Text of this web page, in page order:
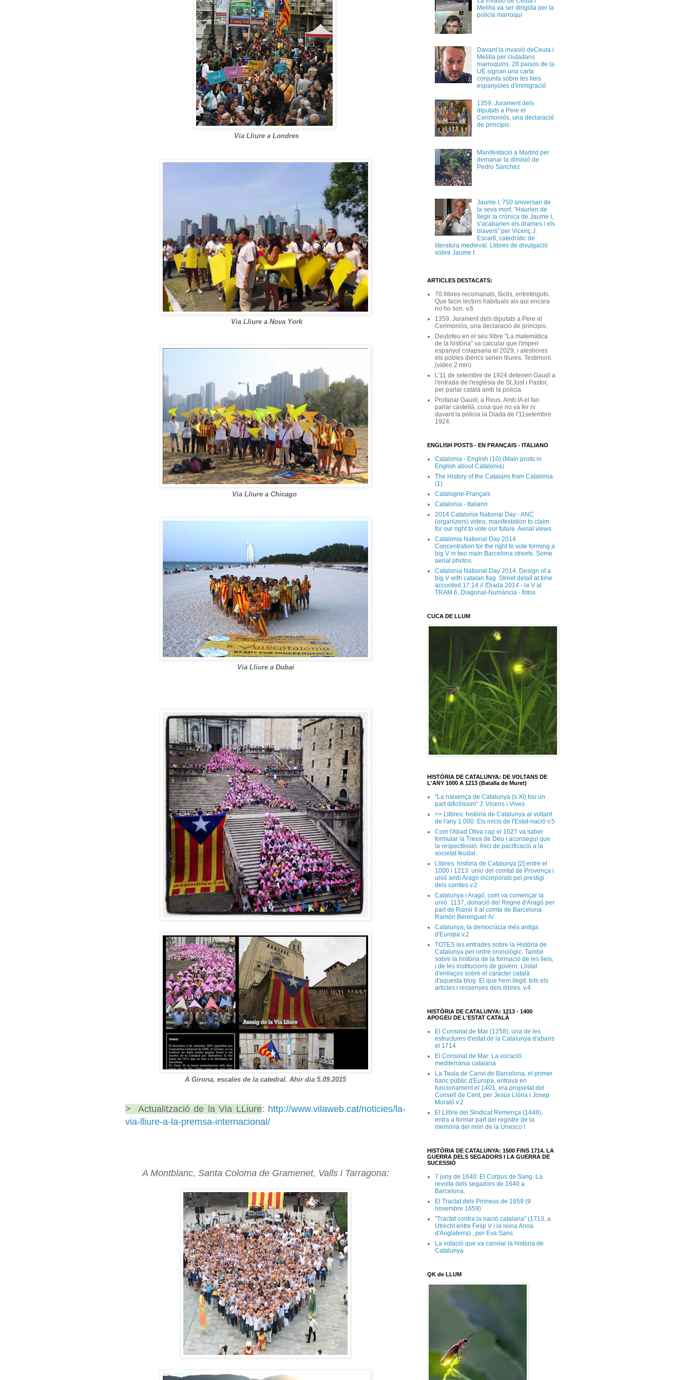
Via Lliure a Londres
Via Lliure a Nova York
Via Lliure a Chicago
Via Lliure a Dubai
A Girona, escales de la catedral. Ahir dia 5.09.2015
> Actualització de la Via LLiure: http://www.vilaweb.cat/noticies/la-
via-lliure-a-la-premsa-internacional/
A Montblanc, Santa Coloma de Gramenet, Valls i Tarragona:
Melilla va ser dirigida per la
policia marroquí
Davant la invasió deCeuta i
Melilla per ciutadans
marroquins, 28 paisos de la
UE signan una carta
conjunta sobre les lleis
espanyoles d'immigració
1359. Jurament dels
diputats a Pere el
Cerimoniós, una declaració
de principis.
Manifestació a Madrid per
demanar la dimisió de
Pedro Sánchez
Jaume I, 750 aniversari de
la seva mort. “Haurien de
llegir la crònica de Jaume I,
s’acabarien els drames i els
blavers” per Vicenç J.
Escartí, catedràtic de
literatura medieval. Llibres de divulgació
sobre Jaume I.
ARTICLES DESTACATS:
70 llibres recomanats, fàcils, entretinguts.
Que facin lectors habituals als qui encara
no ho son. v.6
1359. Jurament dels diputats a Pere el
Cerimoniós, una declaració de principis.
Deulofeu en el seu llibre "La matemàtica
de la història" va calcular que l'imperi
espanyol colapsaria el 2029, i aleshores
els pobles ibèrics serien lliures. Testimoni.
(vídeo 2 min)
L'11 de setembre de 1924 detenen Gaudí a
l'entrada de l'església de St.Just i Pastor,
per parlar català amb la policia
Profanar Gaudí, a Reus. Amb IA el fan
parlar castellà, cosa que no va fer ni
davant la policia la Diada de l'11setembre
1924.
ENGLISH POSTS - EN FRANÇAIS - ITALIANO
Catalonia - English (10) (Main posts in
English about Catalonia)
The History of the Catalans from Catalonia
(1)
Catalogne-Français
Catalonia - Italiano
2014 Catalonia National Day - ANC
(organizers) video, manifestation to claim
for our right to vote our future. Aerial views.
Catalonia National Day 2014.
Concentration for the right to vote forming a
big V in two main Barcelona streets. Some
aerial photos.
Catalonia National Day 2014. Design of a
big V with catalan flag. Street detail at time
accorded 17:14 // /Diada 2014 - la V al
TRAM 6, Diagonal-Numància - fotos
CUCA DE LLUM
HISTÒRIA DE CATALUNYA: DE VOLTANS DE
L'ANY 1000 A 1213 (Batalla de Muret)
"La naixença de Catalunya (s.XI) fou un
part dificilíssim" J. Vicens i Vives
>> Llibres: història de Catalunya al voltant
de l'any 1.000. Els inicis de l'Estat-nació v.5
Com l'Abad Oliva cap el 1027 va saber
formular la Treva de Déu i aconseguí que
la respectèssin. Inici de pacificació a la
societat feudal.
Llibres: història de Catalunya [2] entre el
1000 i 1213: unió del comtat de Provença i
unió amb Aragó incorporats pel prestigi
dels comtes v.2
Catalunya i Aragó, com va començar la
unió: 1137, donació del Regne d'Aragó per
part de Ramir II al comte de Barcelona
Ramón Berenguer IV
Catalunya, la democràcia més antiga
d'Europa v.2
TOTES les entrades sobre la Història de
Catalunya per ordre cronològic. També
sobre la història de la formació de les lleis,
i de les institucions de govern. Llistat
d'enllaços sobre el caràcter català
d'aquesta blog. El que hem llegit: tots els
articles i ressenyes dels llibres. v.4
HISTÒRIA DE CATALUNYA: 1213 - 1400
APOGEU DE L'ESTAT CATALÀ
El Consolat de Mar (1258), una de les
estructures d'estat de la Catalunya d'abans
el 1714
El Consolat de Mar: La vocació
mediterrània catalana
La Taula de Canvi de Barcelona, el primer
banc públic d'Europa, entrava en
funcionament el 1401, era propietat del
Consell de Cent, per Jesús Llòria i Josep
Morató v.2
El Llibre del Sindicat Remença (1448),
entra a formar part del registre de la
memòria del món de la Unesco l
HISTÒRIA DE CATALUNYA: 1500 FINS 1714. LA
GUERRA DELS SEGADORS I LA GUERRA DE
SUCESSIÓ
7 juny de 1640: El Corpus de Sang. La
revolta dels segadors de 1640 a
Barcelona.
El Tractat dels Pirineus de 1659 (9
novembre 1659)
"Tractat contra la nació catalana" (1713, a
Utrecht entre Felip V i la reina Anna
d'Anglaterra) , per Eva Sans
La votació que va canviar la història de
Catalunya
QK de LLUM